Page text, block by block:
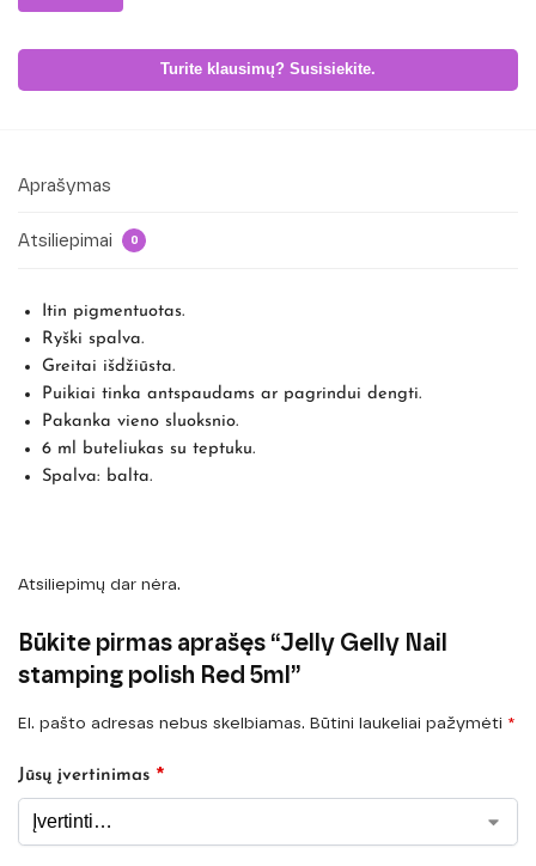
Turite klausimų? Susisiekite.
Aprašymas
Atsiliepimai 0
Itin pigmentuotas.
Ryški spalva.
Greitai išdžiūsta.
Puikiai tinka antspaudams ar pagrindui dengti.
Pakanka vieno sluoksnio.
6 ml buteliukas su teptuku.
Spalva: balta.
Atsiliepimų dar nėra.
Būkite pirmas aprašęs “Jelly Gelly Nail
stamping polish Red 5ml”
El. pašto adresas nebus skelbiamas. Būtini laukeliai pažymėti *
Jūsų įvertinimas *